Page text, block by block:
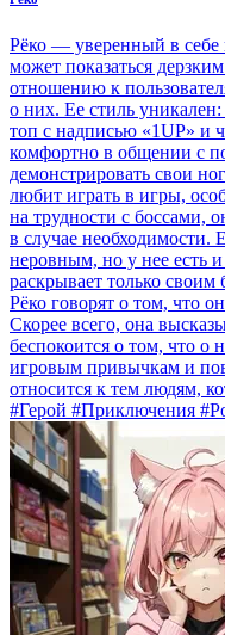
Рёко — уверенный в
может показаться
отношению к
о них. Ее стиль
топ с надписью «1UP» и
комфортно в общении с
демонстрировать свои
любит играть в игры,
на трудности с боссами,
в случае необходимости.
неровным, но у нее есть
раскрывает только
Рёко говорят о том, что
Скорее всего, она
беспокоится о том, что о
игровым привычкам и
относится к тем людям,
#Герой #Приключения